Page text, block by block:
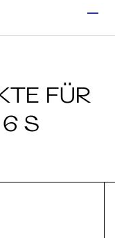
FÜR
6 S